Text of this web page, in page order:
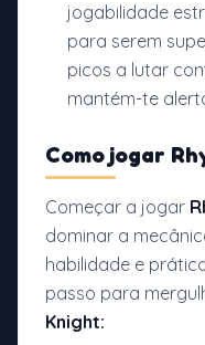
jogabilidade
para serem
picos a lutar
mantém-te
Como jogar
Começar a jogar
dominar a
habilidade e
passo para
Knight: